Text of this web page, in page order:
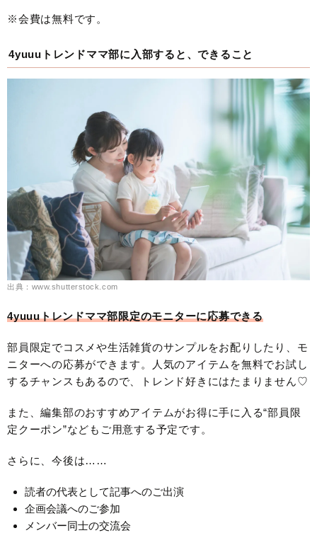
※会費は無料です。
4yuuuトレンドママ部に入部すると、できること
出典：www.shutterstock.com
4yuuuトレンドママ部限定のモニターに応募できる
部員限定でコスメや生活雑貨のサンプルをお配りしたり、モ
ニターへの応募ができます。人気のアイテムを無料でお試し
するチャンスもあるので、トレンド好きにはたまりません♡
また、編集部のおすすめアイテムがお得に手に入る“部員限
定クーポン”などもご用意する予定です。
さらに、今後は……
読者の代表として記事へのご出演
企画会議へのご参加
メンバー同士の交流会